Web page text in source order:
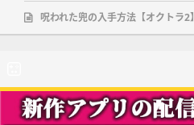
呪われた兜の入手方法【オクトラ2】